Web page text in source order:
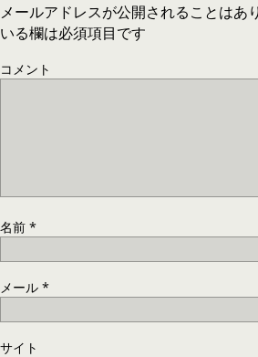
メールアドレスが公開されることはあ
いる欄は必須項目です
コメント
名前 *
メール *
サイト